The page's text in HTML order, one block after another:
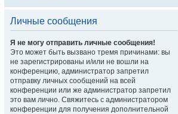
Личные сообщения
Я не могу отправить личные сообщения!
Это может быть вызвано тремя причинами: вы
не зарегистрированы и/или не вошли на
конференцию, администратор запретил
отправку личных сообщений на всей
конференции или же администратор запретил
это вам лично. Свяжитесь с администратором
конференции для получения дополнительной